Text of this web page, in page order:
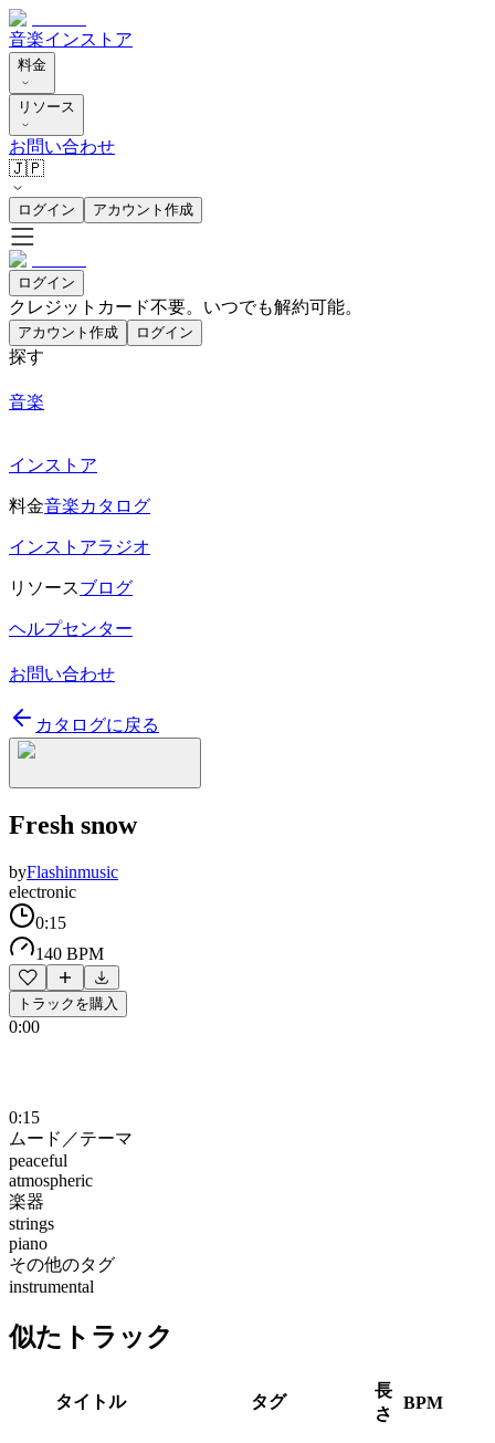
音楽インストア
料金
リソース
お問い合わせ
🇯🇵
ログイン アカウント作成
ログイン
クレジットカード不要。いつでも解約可能。
アカウント作成 ログイン
探す
音楽
インストア
料金音楽カタログ
インストアラジオ
リソースブログ
ヘルプセンター
お問い合わせ
カタログに戻る
Fresh snow
byFlashinmusic
electronic
0:15
140 BPM
トラックを購入
0:00
0:15
ムード／テーマ
peaceful
atmospheric
楽器
strings
piano
その他のタグ
instrumental
似たトラック
タイトル タグ
長
さ
BPM